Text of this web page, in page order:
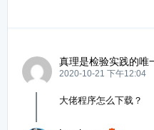
真理是检验实践的唯
2020-10-21 下午12:04
大佬程序怎么下载？